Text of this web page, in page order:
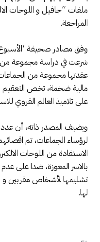
ملفات “جافيل و اللوحات
المراجعة.
وفق مصادر صحيفة
شرعت في دراسة مجموعة من
عقدتها مجموعة من الجماعات
مالية ضخمة، تخص التعقيم
على تلاميذ العالم القروي
ويضيف المصدر ذاته، أن عدد
لرؤساء الجماعات، تم
الاستفادة من اللوحات
بالاسر المعوزة، ضدا على
تشليمها لأشخاص مقربين و
لها.